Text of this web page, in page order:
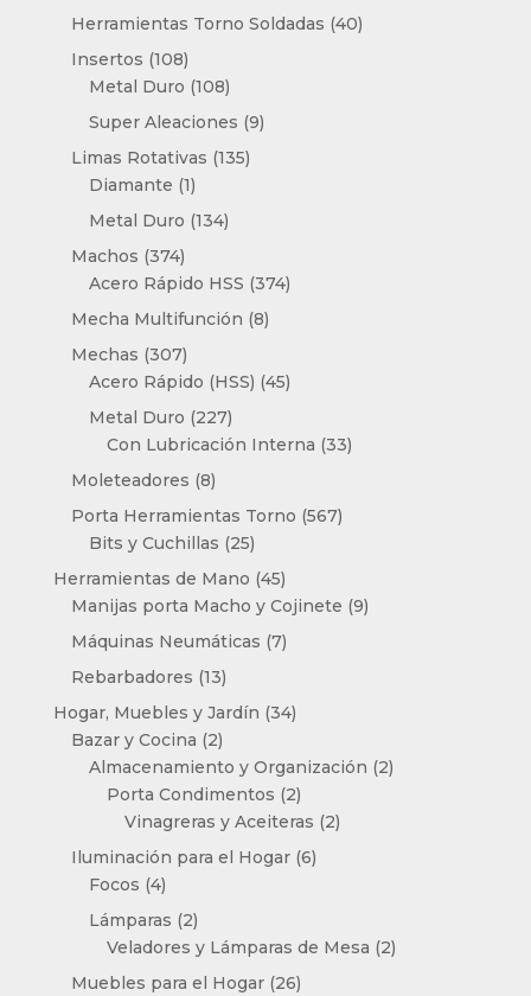
productos
Herramientas Torno Soldadas 4040
Insertos 108108
productos
Metal Duro 108108
productos
Super Aleaciones 99
Limas Rotativas 135135
Diamante 11
producto
Metal Duro 134134
Machos 374374
productos
Acero Rápido HSS 374374
Mecha Multifunción 88
Mechas 307307
productos
Acero Rápido (HSS) 4545
Metal Duro 227227
productos
Con Lubricación Interna 3333
Moleteadores 88
productos
Porta Herramientas Torno 567567
Bits y Cuchillas 2525
productos
Herramientas de Mano 4545
productos
Manijas porta Macho y Cojinete 99
Máquinas Neumáticas 77
Rebarbadores 1313
productos
Hogar, Muebles y Jardín 3434
Bazar y Cocina 22
productos
Almacenamiento y Organización 22
Porta Condimentos 22
productos
Vinagreras y Aceiteras 22
Iluminación para el Hogar 66
Focos 44
productos
Lámparas 22
productos
Veladores y Lámparas de Mesa 22
Muebles para el Hogar 2626